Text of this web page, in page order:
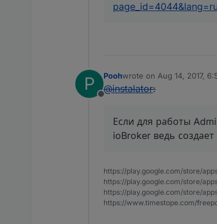
P
Offline
Poohwrote on Aug 14, 2017,
last edited by
@instalator:
Если для работы
ioBroker ведь
https://play.google.com/store/
https://play.google.com/store/
https://play.google.com/store/
https://www.timestope.com/